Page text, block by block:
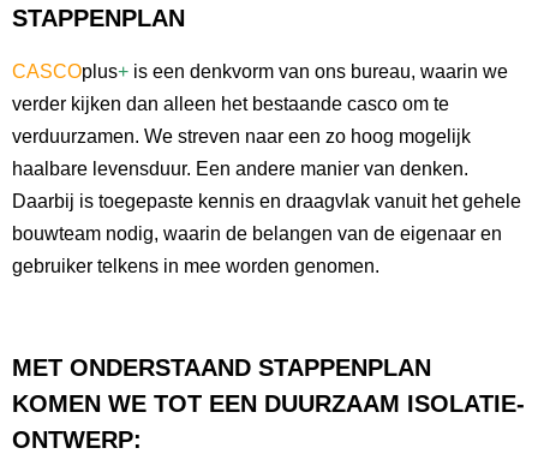
STAPPENPLAN
CASCOplus+ is een denkvorm van ons bureau, waarin we
verder kijken dan alleen het bestaande casco om te
verduurzamen. We streven naar een zo hoog mogelijk
haalbare levensduur. Een andere manier van denken.
Daarbij is toegepaste kennis en draagvlak vanuit het gehele
bouwteam nodig, waarin de belangen van de eigenaar en
gebruiker telkens in mee worden genomen.
MET ONDERSTAAND STAPPENPLAN
KOMEN WE TOT EEN DUURZAAM ISOLATIE-
ONTWERP: